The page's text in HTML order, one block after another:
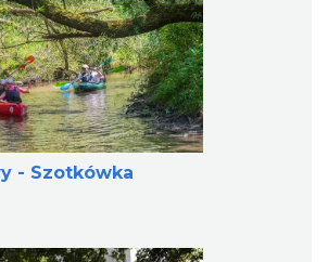
- Szotkówka